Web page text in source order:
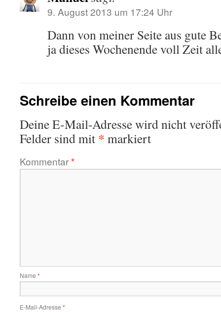
9. August 2013 um 17:24 Uhr
Dann von meiner Seite aus gute
ja dieses Wochenende voll Zeit
Schreibe einen Kommentar
Deine E-Mail-Adresse wird nicht
Felder sind mit * markiert
Kommentar*
Name *
E-Mail-Adresse *